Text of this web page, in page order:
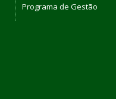
Programa de Gestão